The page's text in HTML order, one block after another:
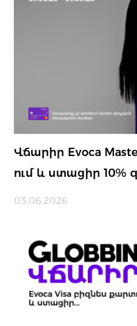
Վճարիր Evoca
ում և ստացիր 10%
03.06.2026